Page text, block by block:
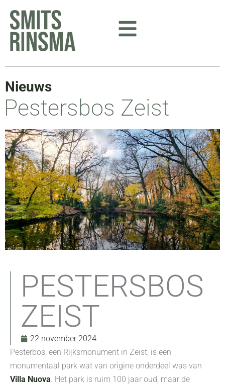
naar
inhoud
Nieuws
Pestersbos Zeist
PESTERSBOS
ZEIST
22 november 2024
Pesterbos, een Rijksmonument in Zeist, is een
monumentaal park wat van origine onderdeel was van
Villa Nuova. Het park is ruim 100 jaar oud, maar de